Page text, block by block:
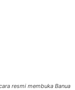
resmi membuka Banua